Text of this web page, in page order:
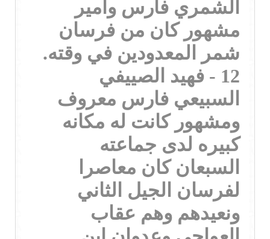
الشمري فارس وامير
مشهور كان من فرسان
شمر المعدودين في وقته.
12 - فهيد الصييفي
السبيعي فارس معروف
ومشهور كانت له مكانه
كبيره لدى جماعته
السبعان كان معاصرا
لفرسان الجيل الثاني
ونعيدهم وهم عقاب